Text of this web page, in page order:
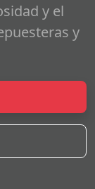
y el
y